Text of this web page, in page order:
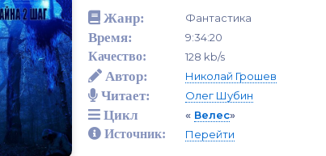
Жанр: Фантастика
Время:
9:34:20
Качество:
128 kb/s
Автор: Николай Грошев
Читает: Олег Шубин
Цикл « Велес»
Источник:
Перейти